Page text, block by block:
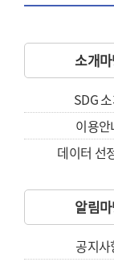
소개
SDG
이용안
데이터 선
알림
공지사